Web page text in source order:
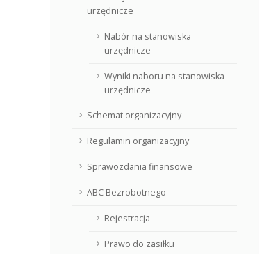
urzędnicze
Nabór na stanowiska
urzędnicze
Wyniki naboru na stanowiska
urzędnicze
Schemat organizacyjny
Regulamin organizacyjny
Sprawozdania finansowe
ABC Bezrobotnego
Rejestracja
Prawo do zasiłku